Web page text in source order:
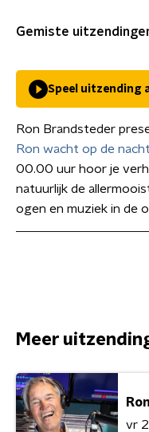
Gemiste
Speel uitzending
Ron Brandsteder
Ron wacht op de nacht
00.00 uur hoor je
natuurlijk de
ogen en muziek in de
Meer
vr